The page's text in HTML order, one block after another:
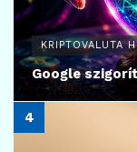
KRIPTOVALUTA
Google